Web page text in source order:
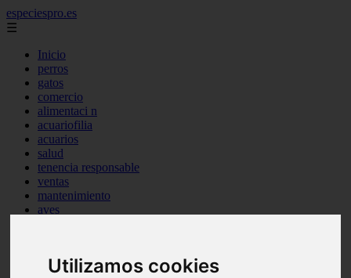
Utilizamos cookies
especiespro.es
☰
Inicio
perros
gatos
comercio
alimentaci n
acuariofilia
acuarios
salud
tenencia responsable
ventas
mantenimiento
aves
verano